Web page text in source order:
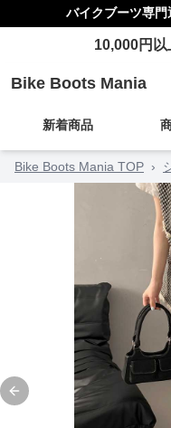
バイクブーツ専門
10,000円以
Bike Boots Mania
新着商品
Bike Boots Mania TOP ›
Previous slide